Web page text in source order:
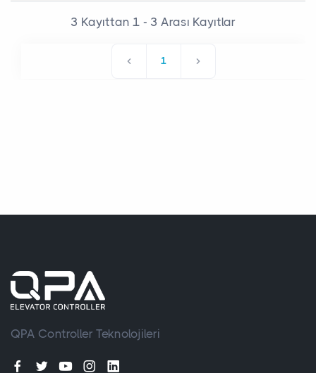
3 Kayıttan 1 - 3 Arası Kayıtlar
1
QPA Controller Teknolojileri